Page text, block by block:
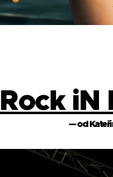
Rock iN
— od